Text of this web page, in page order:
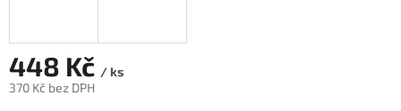
448 Kč / ks
370 Kč bez DPH